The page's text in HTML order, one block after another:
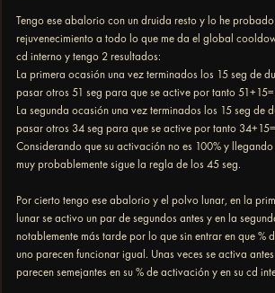
Tengo ese abalorio con un druida resto y lo he
rejuvenecimiento a todo lo que me da el global
cd interno y tengo 2 resultados:
La primera ocasión una vez terminados los 15 seg de
pasar otros 51 seg para que se active por tanto
La segunda ocasión una vez terminados los 15 seg de
pasar otros 34 seg para que se active por tanto
Considerando que su activación no es 100% y
muy probablemente sigue la regla de los 45 seg.
Por cierto tengo ese abalorio y el polvo lunar, en la
lunar se activo un par de segundos antes y en la
notablemente más tarde por lo que sin entrar en que %
uno parecen funcionar igual. Unas veces se activa
parecen semejantes en su % de activación y en su cd